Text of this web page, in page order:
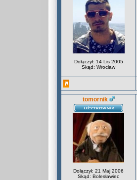
Dołączył: 14 Lis 2005
Skąd: Wrocław
tomornik
Dołączył: 21 Maj 2006
Skąd: Bolesławiec